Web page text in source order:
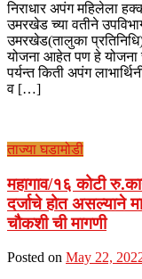
निराधार अपंग महिलेला
उमरखेड च्या वतीने
उमरखेड(तालुका
योजना आहेत पण हे योजना
पर्यन्त किती अपंग
व […]
ताज्या घडामोडी
महागाव/१६ कोटी
दर्जाचे होत असल्याने
चौकशी ची मागणी
Posted on May 22,